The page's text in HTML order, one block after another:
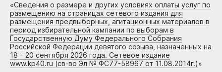
«Сведения о размере и других условиях оплаты услуг по
размещению на страницах сетевого издания для
размещения предвыборных, агитационных материалов в
период избирательной кампании по выборам в
Государственную Думу Федерального Собрания
Российской Федерации девятого созыва, назначенных на
18 – 20 сентября 2026 года. Сетевое издание
www.kp40.ru (св-во Эл № ФС77-58967 от 11.08.2014г.)»